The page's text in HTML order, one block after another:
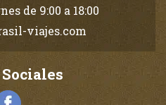
de 9:00 a 18:00
viajes.com